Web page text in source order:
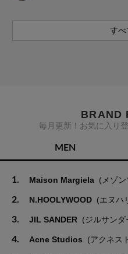
すべ
BRAND
毎月更新！お気に入り
MEN
1. Maison Margiela (メゾ
2. N.HOOLYWOOD (エヌハ
3. JIL SANDER (ジルサンダ
4. Acne Studios (アクネス